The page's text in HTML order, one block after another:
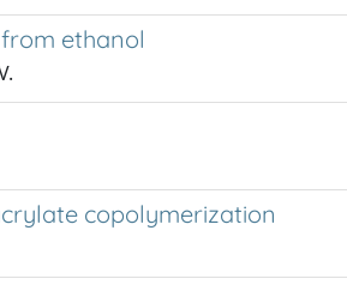
ethanol
copolymerization